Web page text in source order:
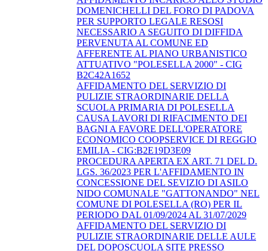
DOMENICHELLI DEL FORO DI PADOVA
PER SUPPORTO LEGALE RESOSI
NECESSARIO A SEGUITO DI DIFFIDA
PERVENUTA AL COMUNE ED
AFFERENTE AL PIANO URBANISTICO
ATTUATIVO "POLESELLA 2000" - CIG
B2C42A1652
AFFIDAMENTO DEL SERVIZIO DI
PULIZIE STRAORDINARIE DELLA
SCUOLA PRIMARIA DI POLESELLA
CAUSA LAVORI DI RIFACIMENTO DEI
BAGNI A FAVORE DELL'OPERATORE
ECONOMICO COOPSERVICE DI REGGIO
EMILIA - CIG:B2E19D3E09
PROCEDURA APERTA EX ART. 71 DEL D.
LGS. 36/2023 PER L'AFFIDAMENTO IN
CONCESSIONE DEL SEVIZIO DI ASILO
NIDO COMUNALE "GATTONANDO" NEL
COMUNE DI POLESELLA (RO) PER IL
PERIODO DAL 01/09/2024 AL 31/07/2029
AFFIDAMENTO DEL SERVIZIO DI
PULIZIE STRAORDINARIE DELLE AULE
DEL DOPOSCUOLA SITE PRESSO